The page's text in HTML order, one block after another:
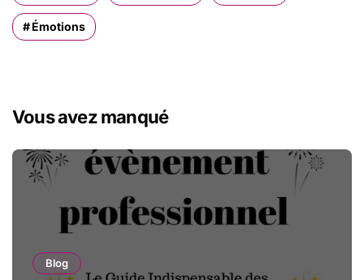
Émotions
Vous avez manqué
Blog